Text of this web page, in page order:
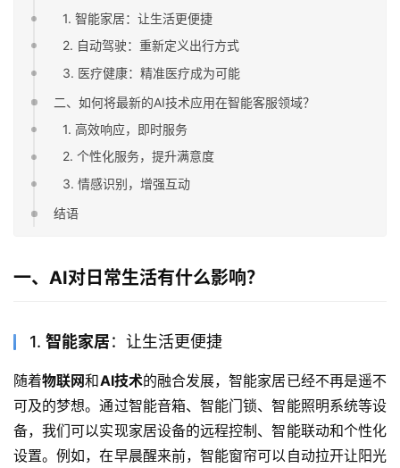
1. 智能家居：让生活更便捷
2. 自动驾驶：重新定义出行方式
3. 医疗健康：精准医疗成为可能
二、如何将最新的AI技术应用在智能客服领域？
1. 高效响应，即时服务
2. 个性化服务，提升满意度
3. 情感识别，增强互动
结语
一、AI对日常生活有什么影响？
1. 智能家居：让生活更便捷
随着物联网和AI技术的融合发展，智能家居已经不再是遥不
可及的梦想。通过智能音箱、智能门锁、智能照明系统等设
备，我们可以实现家居设备的远程控制、智能联动和个性化
设置。例如，在早晨醒来前，智能窗帘可以自动拉开让阳光